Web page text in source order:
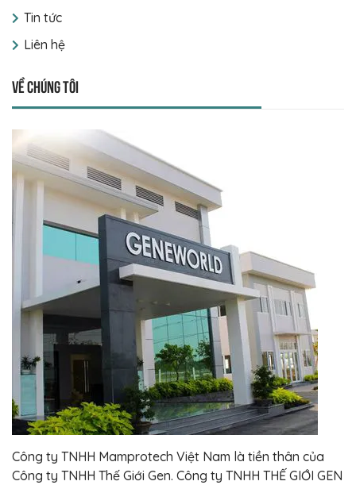
Tin tức
Liên hệ
Về chúng tôi
Công ty TNHH Mamprotech Việt Nam là tiền thân của
Công ty TNHH Thế Giới Gen. Công ty TNHH THẾ GIỚI GEN